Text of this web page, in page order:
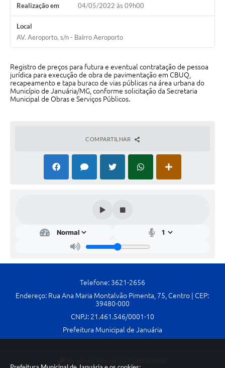
Links e Sites
Arquivos para Download
Diário Oficial
Links
Serviços Online
Fotos - Eventos Oficiais
Realização em 04/05/2022 às 09h00
Local
AV. Aeroporto, s/n - Bairro Aeroporto
Registro de preços para futura e eventual contratação de pessoa
jurídica para execução de obra de pavimentação em CBUQ,
recapeamento e tapa buraco de vias públicas na área urbana do
Município de Januária/MG, conforme solicitação da Secretaria
Municipal de Obras e Serviços Públicos.
COMPARTILHAR
Telefone: 3621-2656
Endereço: Rua Ana Maria Montalvão Pimenta, 75, Centro | CEP:
39480-000
CNPJ: 21.461.546/0001-10
Prefeitura Municipal de Januária